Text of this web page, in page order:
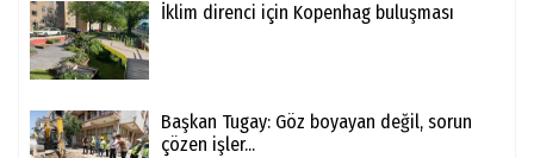
İklim direnci için Kopenhag buluşması
Başkan Tugay: Göz boyayan değil, sorun
çözen işler...